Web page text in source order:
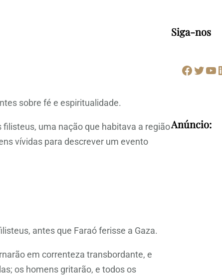
sobre fé e espiritualidade.
uma nação que habitava a região
vívidas para descrever um evento
antes que Faraó ferisse a Gaza.
em correnteza transbordante, e
os homens gritarão, e todos os
Siga-nos
Facebook Twitter Youtube
Anúncio: